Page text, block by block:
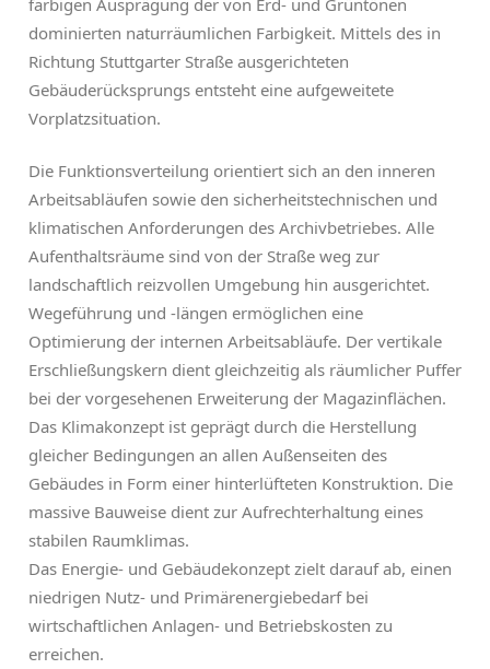
farbigen Ausprägung der von Erd- und Grüntönen
dominierten naturräumlichen Farbigkeit. Mittels des in
Richtung Stuttgarter Straße ausgerichteten
Gebäuderücksprungs entsteht eine aufgeweitete
Vorplatzsituation.
Die Funktionsverteilung orientiert sich an den inneren
Arbeitsabläufen sowie den sicherheitstechnischen und
klimatischen Anforderungen des Archivbetriebes. Alle
Aufenthaltsräume sind von der Straße weg zur
landschaftlich reizvollen Umgebung hin ausgerichtet.
Wegeführung und -längen ermöglichen eine
Optimierung der internen Arbeitsabläufe. Der vertikale
Erschließungskern dient gleichzeitig als räumlicher Puffer
bei der vorgesehenen Erweiterung der Magazinflächen.
Das Klimakonzept ist geprägt durch die Herstellung
gleicher Bedingungen an allen Außenseiten des
Gebäudes in Form einer hinterlüfteten Konstruktion. Die
massive Bauweise dient zur Aufrechterhaltung eines
stabilen Raumklimas.
Das Energie- und Gebäudekonzept zielt darauf ab, einen
niedrigen Nutz- und Primärenergiebedarf bei
wirtschaftlichen Anlagen- und Betriebskosten zu
erreichen.